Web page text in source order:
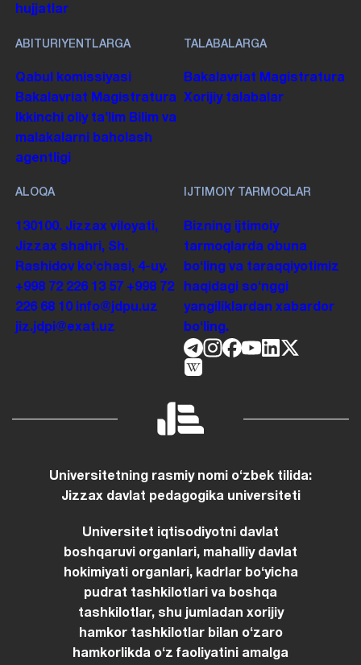
hujjatlar
ABITURIYENTLARGA
Qabul komissiyasi
Bakalavriat Magistratura
Ikkinchi oliy taʼlim Bilim va
malakalarni baholash
agentligi
TALABALARGA
Bakalavriat Magistratura
Xorijiy talabalar
ALOQA
130100. Jizzax viloyati,
Jizzax shahri, Sh.
Rashidov koʻchasi, 4-uy.
+998 72 226 13 57 +998 72
226 68 10 info@jdpu.uz
jiz.jdpi@exat.uz
IJTIMOIY TARMOQLAR
Bizning ijtimoiy
tarmoqlarda obuna
boʻling va taraqqiyotimiz
haqidagi soʻnggi
yangiliklardan xabardor
boʻling.
Universitetning rasmiy nomi oʻzbek tilida:
Jizzax davlat pedagogika universiteti
Universitet iqtisodiyotni davlat
boshqaruvi organlari, mahalliy davlat
hokimiyati organlari, kadrlar boʻyicha
pudrat tashkilotlari va boshqa
tashkilotlar, shu jumladan xorijiy
hamkor tashkilotlar bilan oʻzaro
hamkorlikda oʻz faoliyatini amalga